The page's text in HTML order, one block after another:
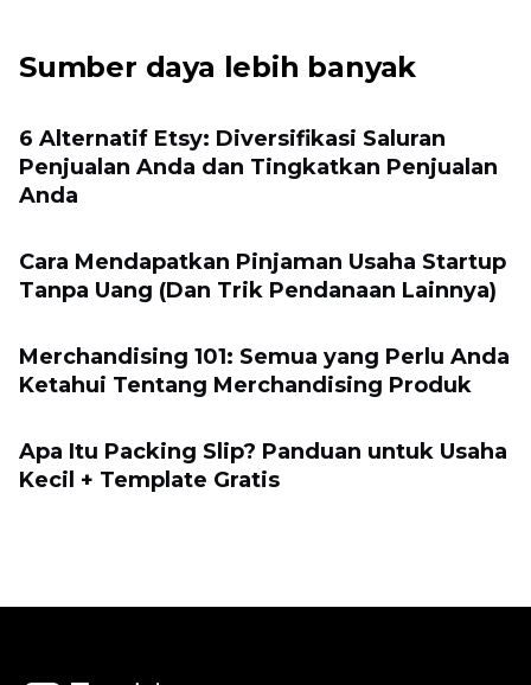
Sumber daya lebih banyak
6 Alternatif Etsy: Diversifikasi Saluran
Penjualan Anda dan Tingkatkan Penjualan
Anda
Cara Mendapatkan Pinjaman Usaha Startup
Tanpa Uang (Dan Trik Pendanaan Lainnya)
Merchandising 101: Semua yang Perlu Anda
Ketahui Tentang Merchandising Produk
Apa Itu Packing Slip? Panduan untuk Usaha
Kecil + Template Gratis